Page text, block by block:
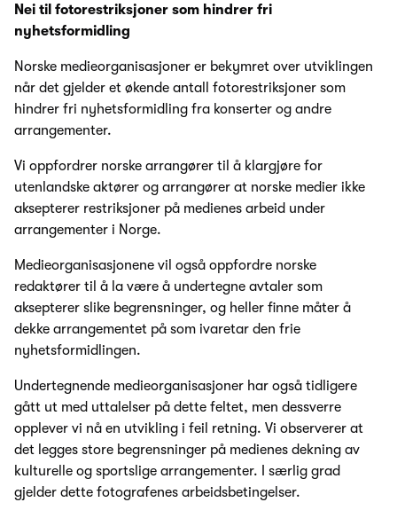
Nei til fotorestriksjoner som hindrer fri
nyhetsformidling
Norske medieorganisasjoner er bekymret over utviklingen
når det gjelder et økende antall fotorestriksjoner som
hindrer fri nyhetsformidling fra konserter og andre
arrangementer.
Vi oppfordrer norske arrangører til å klargjøre for
utenlandske aktører og arrangører at norske medier ikke
aksepterer restriksjoner på medienes arbeid under
arrangementer i Norge.
Medieorganisasjonene vil også oppfordre norske
redaktører til å la være å undertegne avtaler som
aksepterer slike begrensninger, og heller finne måter å
dekke arrangementet på som ivaretar den frie
nyhetsformidlingen.
Undertegnende medieorganisasjoner har også tidligere
gått ut med uttalelser på dette feltet, men dessverre
opplever vi nå en utvikling i feil retning. Vi observerer at
det legges store begrensninger på medienes dekning av
kulturelle og sportslige arrangementer. I særlig grad
gjelder dette fotografenes arbeidsbetingelser.